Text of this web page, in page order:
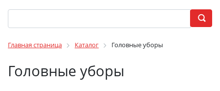
Главная страница Каталог Головные уборы
Головные уборы